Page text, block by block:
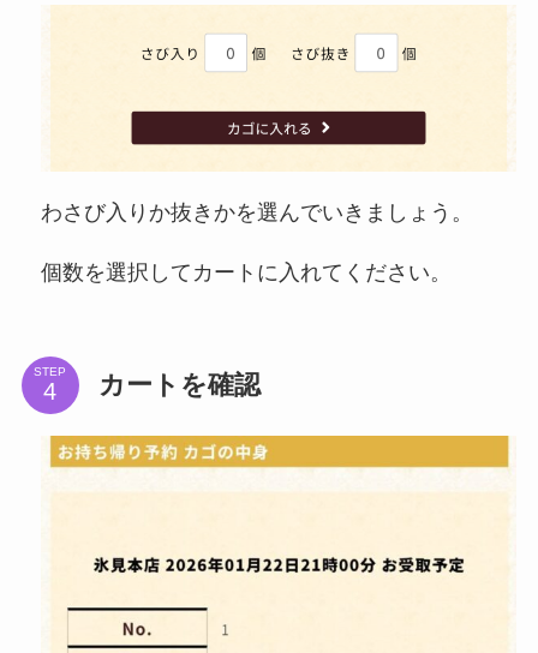
わさび入りか抜きかを選んでいきましょう。
個数を選択してカートに入れてください。
STEP カートを確認